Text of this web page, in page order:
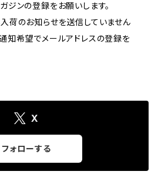
ジンの登録をお願いします。
荷のお知らせを送信していません
知希望でメールアドレスの登録を
X
フォローする